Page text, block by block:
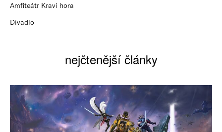
Amfiteátr Kraví hora
Divadlo
nejčtenější články